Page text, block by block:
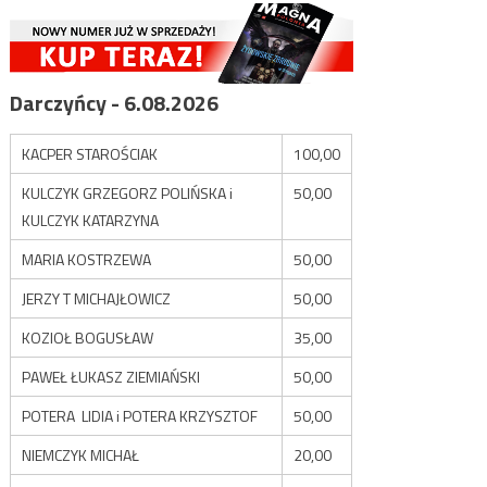
Darczyńcy - 6.08.2026
KACPER STAROŚCIAK
100,00
KULCZYK GRZEGORZ POLIŃSKA i
KULCZYK KATARZYNA
50,00
MARIA KOSTRZEWA
50,00
JERZY T MICHAJŁOWICZ
50,00
KOZIOŁ BOGUSŁAW
35,00
PAWEŁ ŁUKASZ ZIEMIAŃSKI
50,00
POTERA LIDIA i POTERA KRZYSZTOF
50,00
NIEMCZYK MICHAŁ
20,00